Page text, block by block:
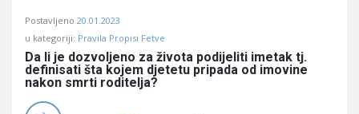
Učene
Latest
Pitanja
Postavljeno 20.01.2023
u kategoriji: Pravila Propisi Fetve
Da li je dozvoljeno za života podijeliti imetak tj.
definisati šta kojem djetetu pripada od imovine
nakon smrti roditelja?